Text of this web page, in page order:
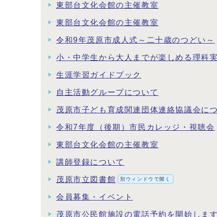
東部台文化会館の主催教室
東部台文化会館の主催教室
令和9年茂原市成人式～二十歳のつどい～
小・中学生から大人までが楽しめる理科
生涯学習ガイドブック
自主活動グループについて
茂原市子ども育成関連団体連絡協議会に
令和7年度（後期）市民カレッジ・視聴会
東部台文化会館の主催教室
講師登録について
茂原市立図書館 別ウィンドウで開く
会員募集・イベント
茂原市公民館施設の電話予約を開始します